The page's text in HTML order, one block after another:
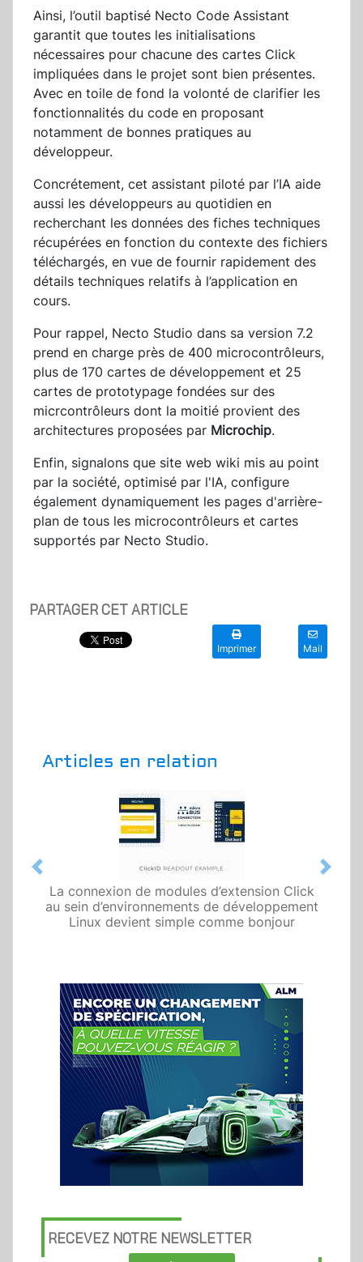
Ainsi, l’outil baptisé Necto Code Assistant
garantit que toutes les initialisations
nécessaires pour chacune des cartes Click
impliquées dans le projet sont bien présentes.
Avec en toile de fond la volonté de clarifier les
fonctionnalités du code en proposant
notamment de bonnes pratiques au
développeur.
Concrétement, cet assistant piloté par l’IA aide
aussi les développeurs au quotidien en
recherchant les données des fiches techniques
récupérées en fonction du contexte des fichiers
téléchargés, en vue de fournir rapidement des
détails techniques relatifs à l’application en
cours.
Pour rappel, Necto Studio dans sa version 7.2
prend en charge près de 400 microcontrôleurs,
plus de 170 cartes de développement et 25
cartes de prototypage fondées sur des
micrcontrôleurs dont la moitié provient des
architectures proposées par Microchip.
Enfin, signalons que site web wiki mis au point
par la société, optimisé par l'IA, configure
également dynamiquement les pages d'arrière-
plan de tous les microcontrôleurs et cartes
supportés par Necto Studio.
PARTAGER CET ARTICLE
Imprimer Mail
Articles en relation
La connexion de modules d’extension Click
au sein d’environnements de développement
Linux devient simple comme bonjour
Previous Next
RECEVEZ NOTRE NEWSLETTER